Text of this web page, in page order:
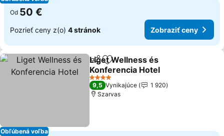
Od 50 €
Pozrieť ceny z(o) 4 stránok Zobraziť ceny
Obľúbená voľba
ZdieľaťPridať do obľúbených
Liget Wellness és
Konferencia Hotel
4 Počet hviezdičiek
9,5 Vynikajúce
1 920
Szarvas